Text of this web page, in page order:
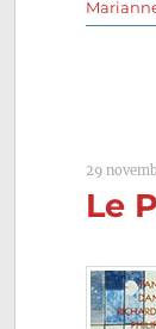
le
29
Le